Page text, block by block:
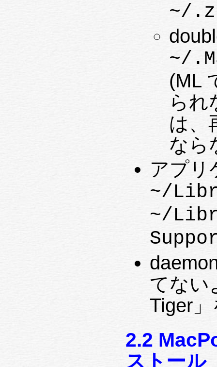
~/
~/
(ML
られ
は、
なら
アプリ
~/
~/
てない
Tiger
2.2
ストール